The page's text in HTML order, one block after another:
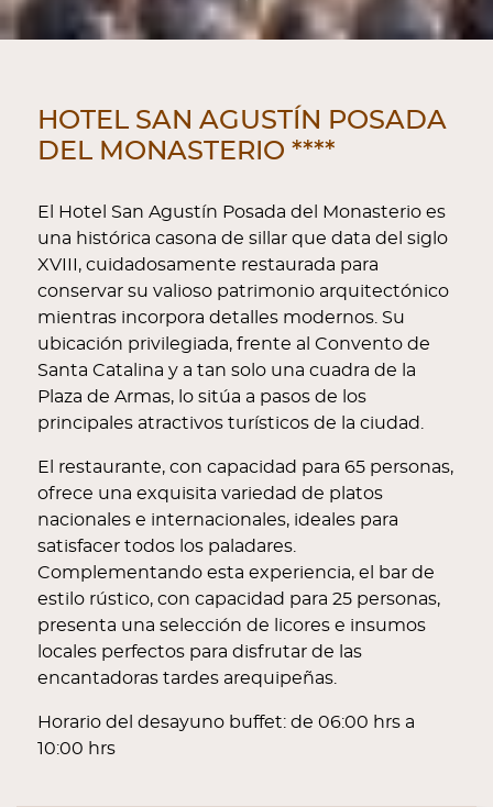
HOTEL SAN AGUSTÍN POSADA
DEL MONASTERIO ****
El Hotel San Agustín Posada del Monasterio es
una histórica casona de sillar que data del siglo
XVIII, cuidadosamente restaurada para
conservar su valioso patrimonio arquitectónico
mientras incorpora detalles modernos. Su
ubicación privilegiada, frente al Convento de
Santa Catalina y a tan solo una cuadra de la
Plaza de Armas, lo sitúa a pasos de los
principales atractivos turísticos de la ciudad.
El restaurante, con capacidad para 65 personas,
ofrece una exquisita variedad de platos
nacionales e internacionales, ideales para
satisfacer todos los paladares.
Complementando esta experiencia, el bar de
estilo rústico, con capacidad para 25 personas,
presenta una selección de licores e insumos
locales perfectos para disfrutar de las
encantadoras tardes arequipeñas.
Horario del desayuno buffet: de 06:00 hrs a
10:00 hrs